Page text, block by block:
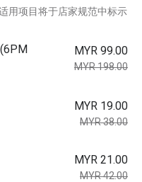
用项目将于店家规范中标示
(6PM
MYR 99.00
MYR 198.00
MYR 19.00
MYR 38.00
MYR 21.00
MYR 42.00